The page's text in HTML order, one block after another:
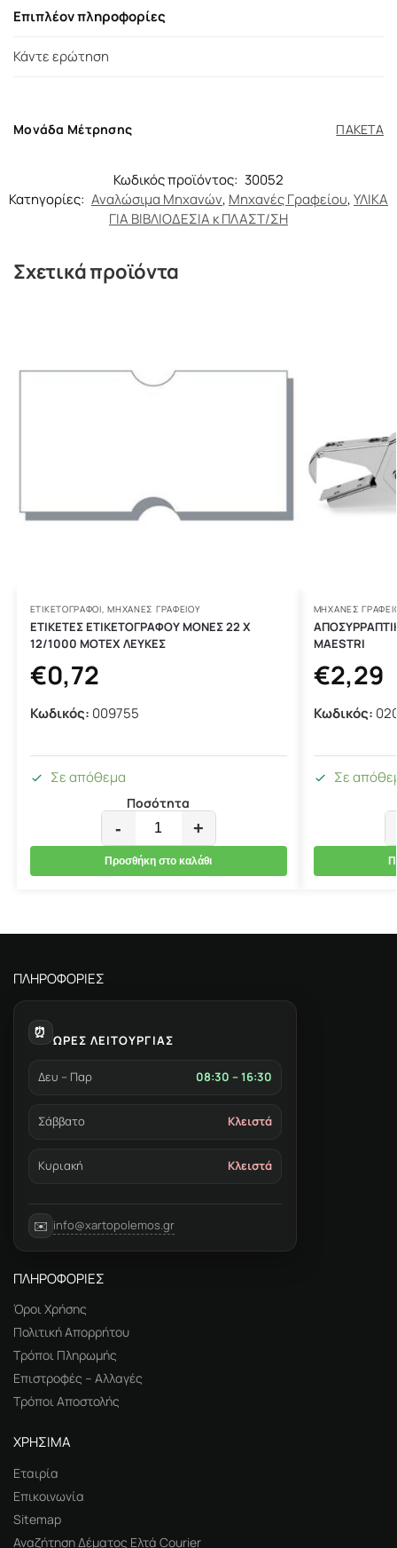
Επιπλέον πληροφορίες
Κάντε ερώτηση
Μονάδα Μέτρησης ΠΑΚΕΤΑ
Κωδικός προϊόντος: 30052
Κατηγορίες: Αναλώσιμα Μηχανών, Μηχανές Γραφείου,ΥΛΙΚΑ
ΓΙΑ ΒΙΒΛΙΟΔΕΣΙΑ κ ΠΛΑΣΤ/ΣΗ
Σχετικά προϊόντα
ΕΤΙΚΕΤΟΓΡΆΦΟΙ,ΜΗΧΑΝΈΣ ΓΡΑΦΕΊΟΥ
ΕΤΙΚΕΤΕΣ ΕΤΙΚΕΤΟΓΡΑΦΟΥ ΜΟΝΕΣ 22 Χ
12/1000 MOTEX ΛΕΥΚΕΣ
€0,72
Κωδικός: 009755
Σε απόθεμα
Ποσότητα
- +
Προσθήκη στο καλάθι
ΜΗΧΑΝΈΣ
MAESTRI
€2,29
Κωδικός:
Σε
ΠΛΗΡΟΦΟΡΙΕΣ
⏰ ΩΡΕΣ ΛΕΙΤΟΥΡΓΙΑΣ
Δευ – Παρ 08:30 – 16:30
Σάββατο Κλειστά
Κυριακή Κλειστά
✉️ info@xartopolemos.gr
ΠΛΗΡΟΦΟΡΙΕΣ
Όροι Χρήσης
Πολιτική Απορρήτου
Τρόποι Πληρωμής
Επιστροφές – Αλλαγές
Τρόποι Αποστολής
ΧΡΗΣΙΜΑ
Εταιρία
Επικοινωνία
Sitemap
Αναζήτηση Δέματος Ελτά Courier